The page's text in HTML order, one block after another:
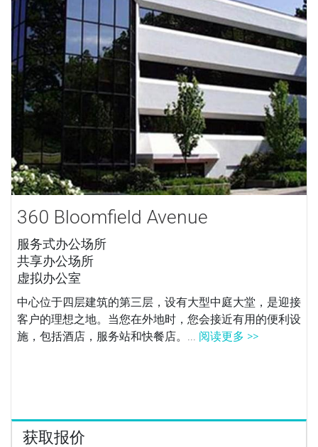
360 Bloomfield Avenue
服务式办公场所
共享办公场所
虚拟办公室
中心位于四层建筑的第三层，设有大型中庭大堂，是迎接
客户的理想之地。当您在外地时，您会接近有用的便利设
施，包括酒店，服务站和快餐店。... 阅读更多 >>
获取报价